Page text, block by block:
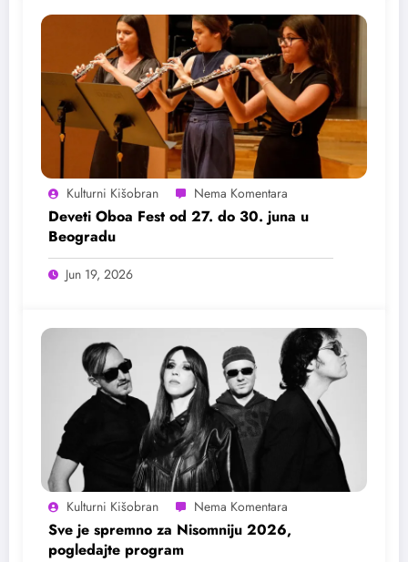
Kulturni Kišobran
Deveti Oboa Fest od 27. do 30. juna u
Beogradu
Jun 19, 2026
Kulturni Kišobran
Sve je spremno za Nisomniju 2026,
pogledajte program